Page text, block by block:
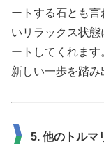
ートする石とも
いリラックス状
ートしてくれます
新しい一歩を踏み
5. 他のトルマ